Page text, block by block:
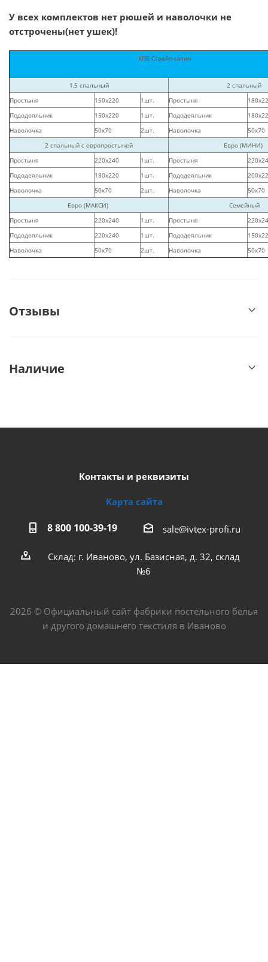
У всех комплектов нет рюшей и наволочки не
отстрочены(нет ушек)!
КПБ Страйп-сатин
1,5 спальный
2 спальный
Простыня
150х220 1шт. Простыня
Пододеяльник
150х220 1шт. Пододеяльник
Наволочка
50х70 2шт. Наволочка
50х70
2 спальный с европростыней
Евро (МИНИ)
Простыня
220х240 1шт. Простыня
Пододеяльник
180х220 1шт. Пододеяльник
Наволочка
50х70 2шт. Наволочка
50х70
Евро (МАКСИ)
Семейный
Простыня
220х240 1шт. Простыня
Пододеяльник
220х240 1шт. Пододеяльник
Наволочка
50х70 2шт. Наволочка 50х70
Отзывы
Наличие
Контакты и реквизиты
Карта сайта
8 800 100-39-19 sale@ivtex-profi.ru
Склад: г. Иваново, ул. Базисная, д. 32, склад
№6
2026 © Официальный сайт фабрики постельного белья
и другого домашнего текстиля в Иваново